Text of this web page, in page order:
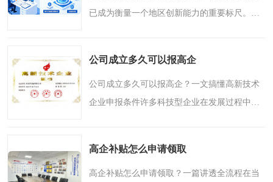
已成为衡量一个地区创新能力的重要标尺。面
率始终难以提升？陕..
公司成立多久可以报高企
公司成立多久可以报高企？一文搞懂高新技术
企业申报条件许多科技型企业在发展过程中，
场竞争力的重要路径..
高企补贴怎么申请领取
高企补贴怎么申请领取？一篇讲透全流程在当